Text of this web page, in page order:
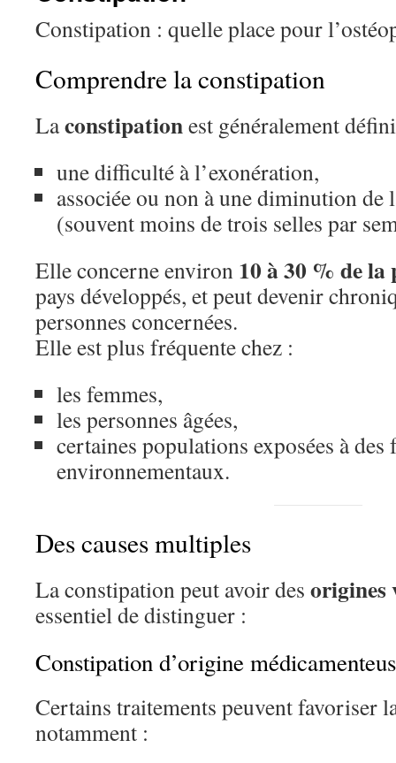
Constipation : quelle place pour
Comprendre la constipation
Laconstipationest généralement
une difficulté à l’exonération,
associée ou non à une diminution de
(souvent moins de trois selles par
Elle concerne environ 10 à 30 % de
pays développés, et peut devenir
personnes concernées.
Elle est plus fréquente chez :
les femmes,
les personnes âgées,
certaines populations exposées à
environnementaux.
Des causes multiples
La constipation peut avoir des origines
essentiel de distinguer :
Constipation d’origine
Certains traitements peuvent favoriser
notamment :